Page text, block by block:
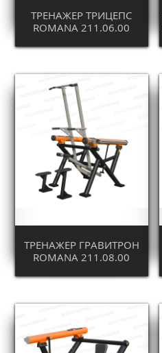
ТРЕНАЖЕР ТРИЦЕПС
ROMANA 211.06.00
ТРЕНАЖЕР ГРАВИТРОН
ROMANA 211.08.00